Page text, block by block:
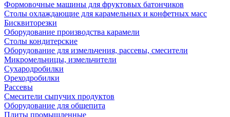
Формовочные машины для фруктовых батончиков
Столы охлаждающие для карамельных и конфетных масс
Бисквиторезки
Оборудование производства карамели
Столы кондитерские
Оборудование для измельчения, рассевы, смесители
Микромельницы, измельчители
Сухародробилки
Ореходробилки
Рассевы
Смесители сыпучих продуктов
Оборудование для общепита
Плиты промышленные